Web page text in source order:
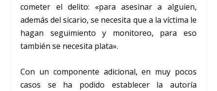
cometer el delito: «para asesinar a alguien,
además del sicario, se necesita que a la víctima le
hagan seguimiento y monitoreo, para eso
también se necesita plata».
Con un componente adicional, en muy pocos
casos se ha podido establecer la autoría